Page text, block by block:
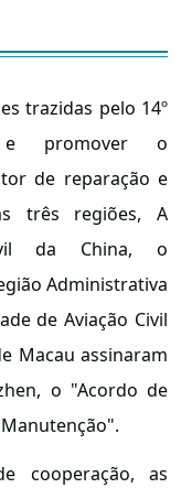
trazidas pelo 14º
e promover o
de reparação e
três regiões, A
da China, o
Administrativa
de Aviação Civil
Macau assinaram
o "Acordo de
cooperação, as